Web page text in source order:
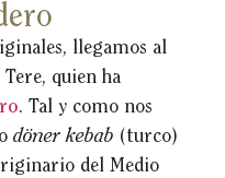
llegamos al
Tere, quien ha
. Tal y como nos
döner kebab (turco)
del Medio